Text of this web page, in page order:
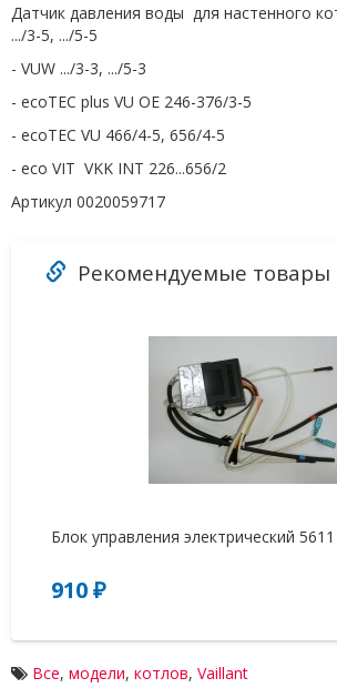
Датчик давления воды для настенного
.../3-5, .../5-5
- VUW .../3-3, .../5-3
- ecoTEC plus VU OE 246-376/3-5
- ecoTEC VU 466/4-5, 656/4-5
- eco VIT VKK INT 226...656/2
Артикул 0020059717
Рекомендуемые товары
Блок управления электрический 5611
910 ₽
Все, модели, котлов, Vaillant